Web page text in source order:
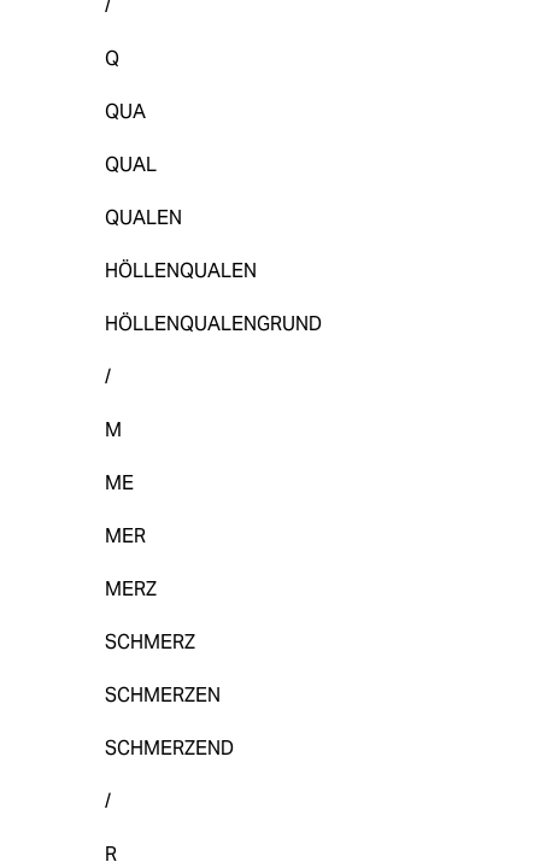
/
Q
QUA
QUAL
QUALEN
HÖLLENQUALEN
HÖLLENQUALENGRUND
/
M
ME
MER
MERZ
SCHMERZ
SCHMERZEN
SCHMERZEND
/
R